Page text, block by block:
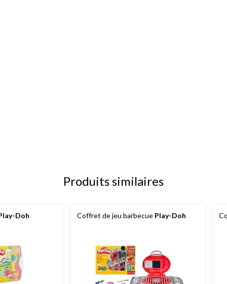
Produits similaires
Doh Coffret de jeu barbecue Play-Doh